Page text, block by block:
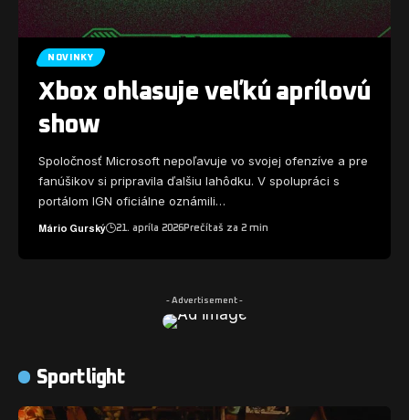
NOVINKY
Xbox ohlasuje veľkú aprílovú
show
Spoločnosť Microsoft nepoľavuje vo svojej ofenzíve a pre
fanúšikov si pripravila ďalšiu lahôdku. V spolupráci s
portálom IGN oficiálne oznámili…
Mário Gurský 21. apríla 2026Prečítaš za 2 min
- Advertisement -
Sportlight